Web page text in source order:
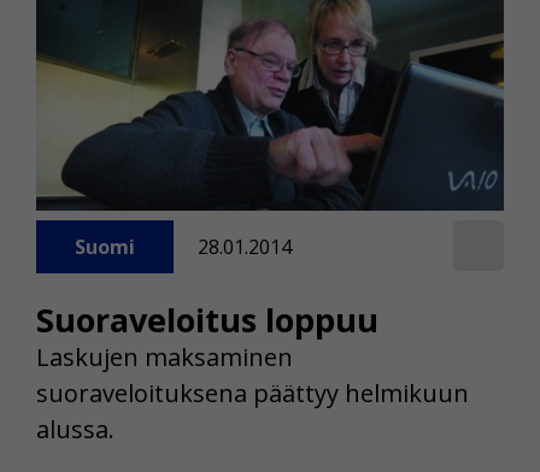
Suoraveloitus loppuu
Suomi 28.01.2014
Laskujen maksaminen
suoraveloituksena päättyy helmikuun
alussa.